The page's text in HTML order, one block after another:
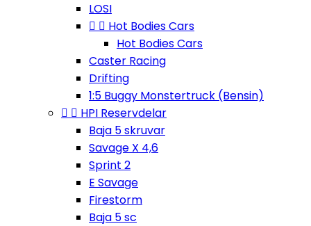
LOSI
  Hot Bodies Cars
Hot Bodies Cars
Caster Racing
Drifting
1:5 Buggy Monstertruck (Bensin)
  HPI Reservdelar
Baja 5 skruvar
Savage X 4,6
Sprint 2
E Savage
Firestorm
Baja 5 sc